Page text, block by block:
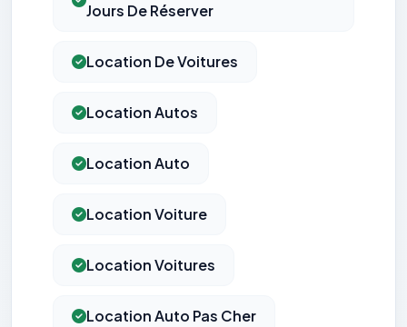
Jours De Réserver
Location De Voitures
Location Autos
Location Auto
Location Voiture
Location Voitures
Location Auto Pas Cher